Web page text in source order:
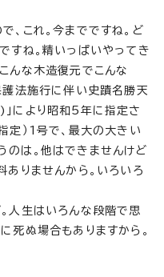
、これ。今までですね。ど
すね。精いっぱいやってき
んな木造復元でこんな
法施行に伴い史蹟名勝天
により昭和5年に指定さ
定）1号で、最大の大きい
のは。他はできませんけど
ありませんから。いろいろ
人生はいろんな段階で思
死ぬ場合もありますから。